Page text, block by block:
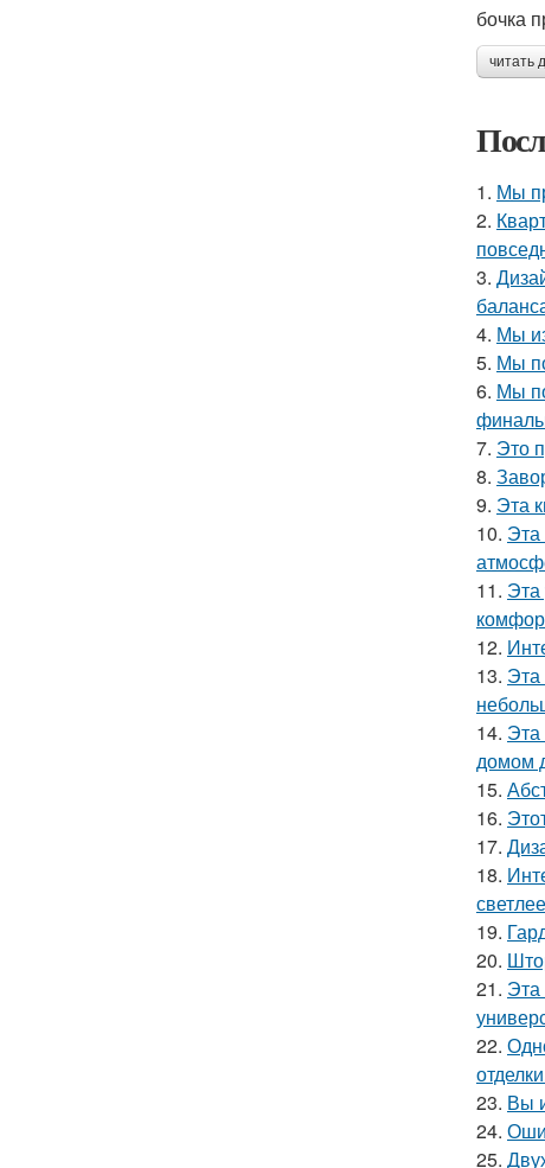
бочка
читать
1. Мы
2.
3.
4. Мы
5. Мы
6. Мы
7. Это
8.
9. Эта
10. Эта
11. Эта
12.
13. Эта
14. Эта
домом
15.
16.
17.
18.
19.
20.
21. Эта
22.
23. Вы
24.
25.